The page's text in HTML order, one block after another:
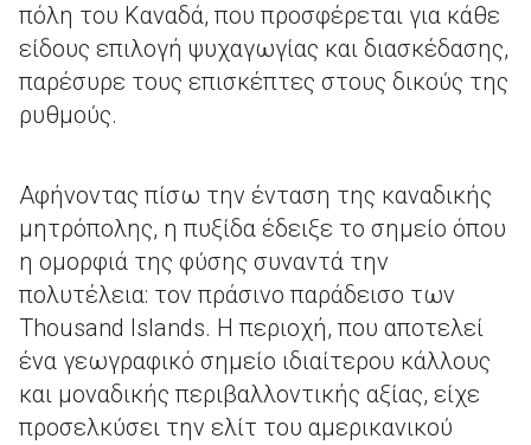
πόλη του Καναδά, που προσφέρεται για κάθε
είδους επιλογή ψυχαγωγίας και διασκέδασης,
παρέσυρε τους επισκέπτες στους δικούς της
ρυθμούς.
Αφήνοντας πίσω την ένταση της καναδικής
μητρόπολης, η πυξίδα έδειξε το σημείο όπου
η ομορφιά της φύσης συναντά την
πολυτέλεια: τον πράσινο παράδεισο των
Thousand Islands. Η περιοχή, που αποτελεί
ένα γεωγραφικό σημείο ιδιαίτερου κάλλους
και μοναδικής περιβαλλοντικής αξίας, είχε
προσελκύσει την ελίτ του αμερικανικού